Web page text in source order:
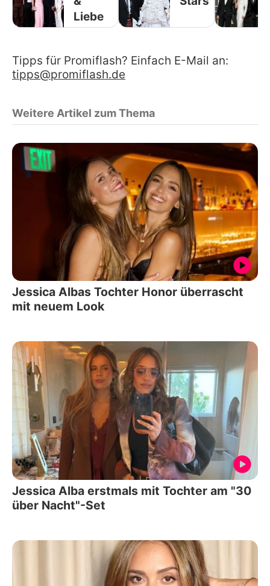
Liebe
Tipps für Promiflash? Einfach E-Mail an:
tipps@promiflash.de
Weitere Artikel zum Thema
Jessica Albas Tochter Honor überrascht
mit neuem Look
Jessica Alba erstmals mit Tochter am "30
über Nacht"-Set